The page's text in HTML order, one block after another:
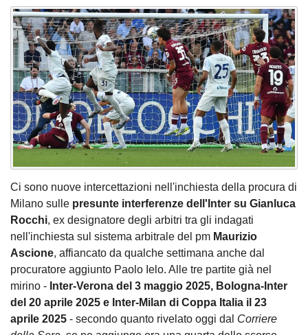
Ci sono nuove intercettazioni nell'inchiesta della procura di
Milano sulle presunte interferenze dell'Inter su Gianluca
Rocchi, ex designatore degli arbitri tra gli indagati
nell'inchiesta sul sistema arbitrale del pm Maurizio
Ascione, affiancato da qualche settimana anche dal
procuratore aggiunto Paolo Ielo. Alle tre partite già nel
mirino - Inter-Verona del 3 maggio 2025, Bologna-Inter
del 20 aprile 2025 e Inter-Milan di Coppa Italia il 23
aprile 2025 - secondo quanto rivelato oggi dal Corriere